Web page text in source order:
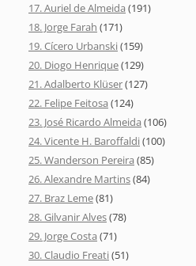
17. Auriel de Almeida (191)
18. Jorge Farah (171)
19. Cícero Urbanski(159)
20. Diogo Henrique(129)
21. Adalberto Klüser(127)
22. Felipe Feitosa (124)
23. José Ricardo Almeida (106)
24. Vicente H. Baroffaldi(100)
25. Wanderson Pereira (85)
26. Alexandre Martins(84)
27. Braz Leme(81)
28. Gilvanir Alves(78)
29. Jorge Costa (71)
30. Claudio Freati(51)